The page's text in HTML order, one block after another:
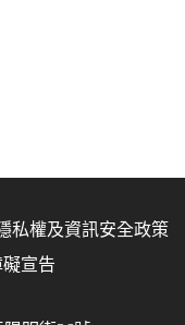
私權及資訊安全政策
宣告